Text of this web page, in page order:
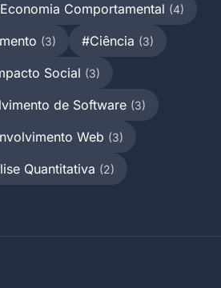
Comportamental (4)
(3) #Ciência (3)
Social (3)
de Software (3)
Web (3)
Quantitativa (2)